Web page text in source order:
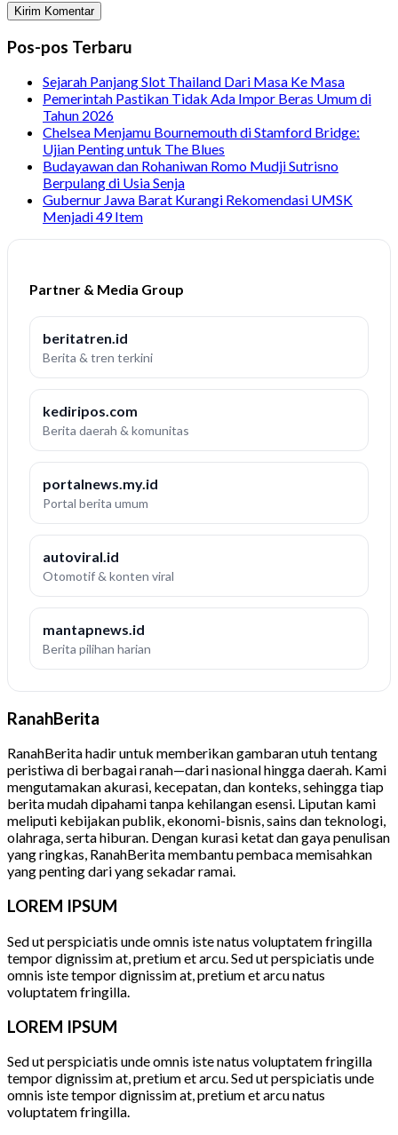
Pos-pos Terbaru
Sejarah Panjang Slot Thailand Dari Masa Ke Masa
Pemerintah Pastikan Tidak Ada Impor Beras Umum di
Tahun 2026
Chelsea Menjamu Bournemouth di Stamford Bridge:
Ujian Penting untuk The Blues
Budayawan dan Rohaniwan Romo Mudji Sutrisno
Berpulang di Usia Senja
Gubernur Jawa Barat Kurangi Rekomendasi UMSK
Menjadi 49 Item
Partner & Media Group
beritatren.id
Berita & tren terkini
kediripos.com
Berita daerah & komunitas
portalnews.my.id
Portal berita umum
autoviral.id
Otomotif & konten viral
mantapnews.id
Berita pilihan harian
RanahBerita
RanahBerita hadir untuk memberikan gambaran utuh tentang
peristiwa di berbagai ranah—dari nasional hingga daerah. Kami
mengutamakan akurasi, kecepatan, dan konteks, sehingga tiap
berita mudah dipahami tanpa kehilangan esensi. Liputan kami
meliputi kebijakan publik, ekonomi-bisnis, sains dan teknologi,
olahraga, serta hiburan. Dengan kurasi ketat dan gaya penulisan
yang ringkas, RanahBerita membantu pembaca memisahkan
yang penting dari yang sekadar ramai.
LOREM IPSUM
Sed ut perspiciatis unde omnis iste natus voluptatem fringilla
tempor dignissim at, pretium et arcu. Sed ut perspiciatis unde
omnis iste tempor dignissim at, pretium et arcu natus
voluptatem fringilla.
LOREM IPSUM
Sed ut perspiciatis unde omnis iste natus voluptatem fringilla
tempor dignissim at, pretium et arcu. Sed ut perspiciatis unde
omnis iste tempor dignissim at, pretium et arcu natus
voluptatem fringilla.